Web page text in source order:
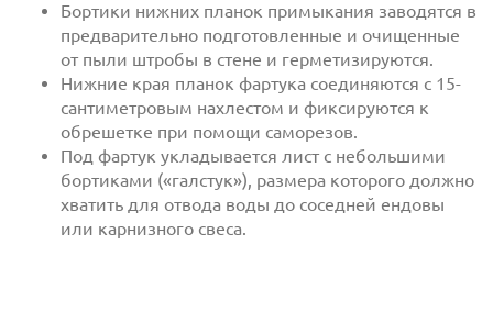
Бортики нижних планок примыкания заводятся в
предварительно подготовленные и очищенные
от пыли штробы в стене и герметизируются.
Нижние края планок фартука соединяются с 15-
сантиметровым нахлестом и фиксируются к
обрешетке при помощи саморезов.
Под фартук укладывается лист с небольшими
бортиками («галстук»), размера которого должно
хватить для отвода воды до соседней ендовы
или карнизного свеса.